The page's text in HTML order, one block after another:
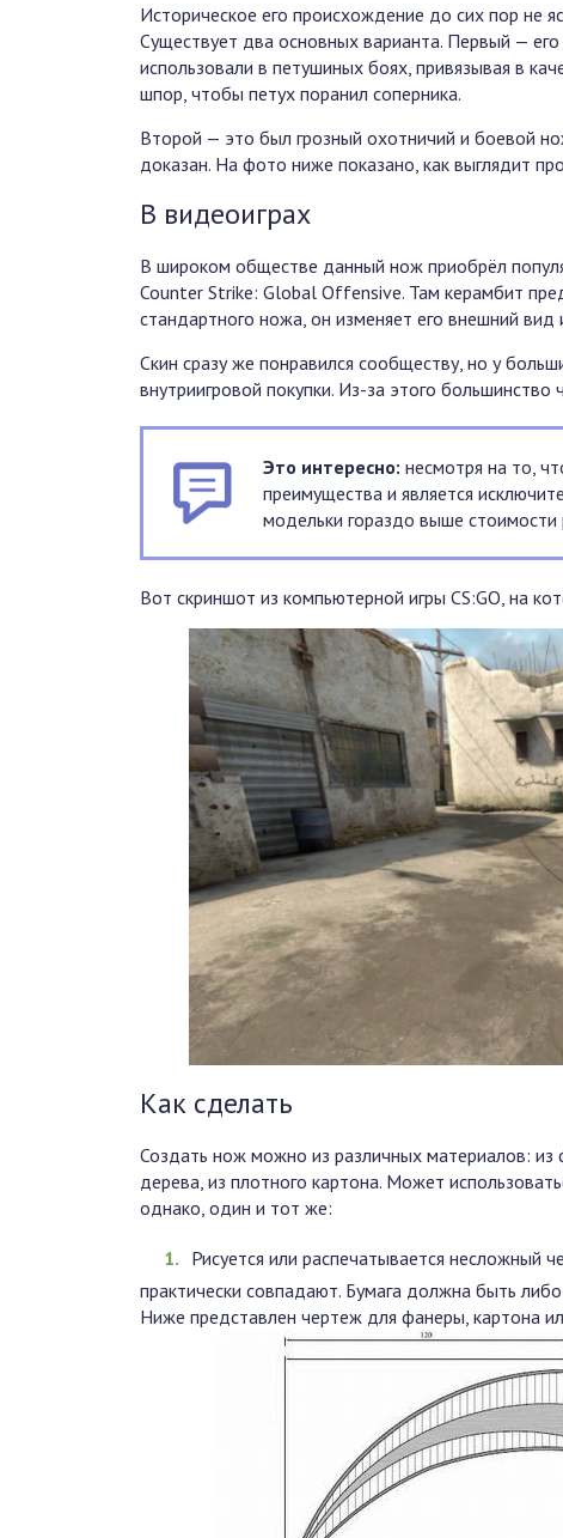
Историческое его происхождение до сих пор не
Существует два основных варианта. Первый — его
использовали в петушиных боях, привязывая в
шпор, чтобы петух поранил соперника.
Второй — это был грозный охотничий и боевой
доказан. На фото ниже показано, как выглядит
В видеоиграх
В широком обществе данный нож приобрёл
Counter Strike: Global Offensive. Там керамбит
стандартного ножа, он изменяет его внешний вид
Скин сразу же понравился сообществу, но у
внутриигровой покупки. Из-за этого
Это интересно: несмотря на то,
преимущества и является
модельки гораздо выше
Вот скриншот из компьютерной игры CS:GO, на
Как сделать
Создать нож можно из различных материалов:
дерева, из плотного картона. Может
однако, один и тот же:
Рисуется или распечатывается
практически совпадают. Бумага должна быть
Ниже представлен чертеж для фанеры, картона